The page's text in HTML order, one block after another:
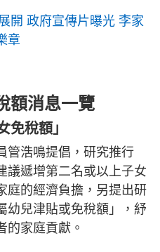
開 政府宣傳片曝光 李家
章
額消息一覽
免稅額」
管浩鳴提倡，研究推行
議遞增第二名或以上子女
庭的經濟負擔，另提出研
幼兒津貼或免稅額」，紓
的家庭貢獻。